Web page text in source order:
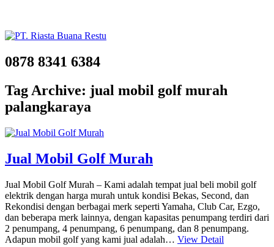
0878 8341 6384
Tag Archive: jual mobil golf murah
palangkaraya
Jual Mobil Golf Murah
Jual Mobil Golf Murah – Kami adalah tempat jual beli mobil golf
elektrik dengan harga murah untuk kondisi Bekas, Second, dan
Rekondisi dengan berbagai merk seperti Yamaha, Club Car, Ezgo,
dan beberapa merk lainnya, dengan kapasitas penumpang terdiri dari
2 penumpang, 4 penumpang, 6 penumpang, dan 8 penumpang.
Adapun mobil golf yang kami jual adalah… View Detail